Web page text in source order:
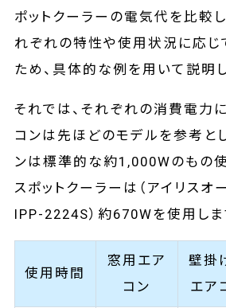
ポットクーラーの電気代を比較し
れぞれの特性や使用状況に応じ
ため、具体的な例を用いて説明し
それでは、それぞれの消費電力
コンは先ほどのモデルを参考と
ンは標準的な約1,000Wのもの使
スポットクーラーは（アイリス
IPP-2224S）約670Wを使用しま
使用時間
窓用エア
コン
壁掛
エア